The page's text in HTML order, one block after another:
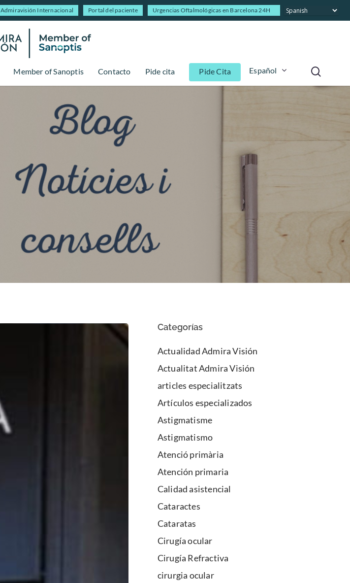
Admiravisión Internacional Portal del paciente Urgencias Oftalmológicas en Barcelona 24H
Member of Sanoptis Contacto Pide cita Pide Cita Español
Categorías
Actualidad Admira Visión
Actualitat Admira Visión
articles especialitzats
Artículos especializados
Astigmatisme
Astigmatismo
Atenció primària
Atención primaria
Calidad asistencial
Cataractes
Cataratas
Cirugía ocular
Cirugía Refractiva
cirurgia ocular